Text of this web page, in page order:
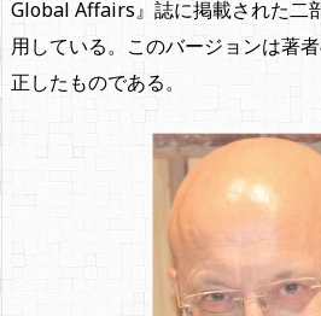
Global Affairs』誌に掲載された二
用している。このバージョンは著
正したものである。